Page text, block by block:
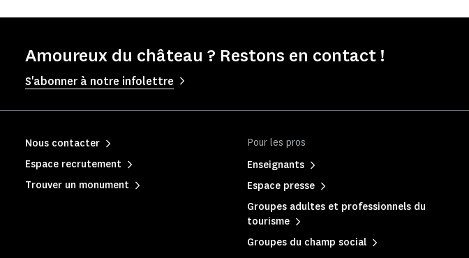
Amoureux du château ? Restons en contact !
S'abonner à notre infolettre
Pour les pros
Enseignants
Espace presse
Groupes adultes et professionnels du
tourisme
Groupes du champ social
Nous contacter
Espace recrutement
Trouver un monument